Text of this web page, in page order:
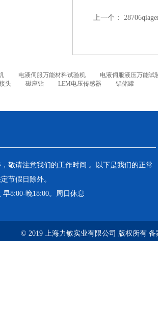
上一个：
电液伺服万能材料试验机
电液伺服液压万能试
头 磁座钻 LEM电压传感器 铝储罐
敬请注意我们的工作时间 。以下是我们的正常
节假日除外。
8:00-晚18:00。周日休息
© 2019 上海力敏实业有限公司 版权所有 备